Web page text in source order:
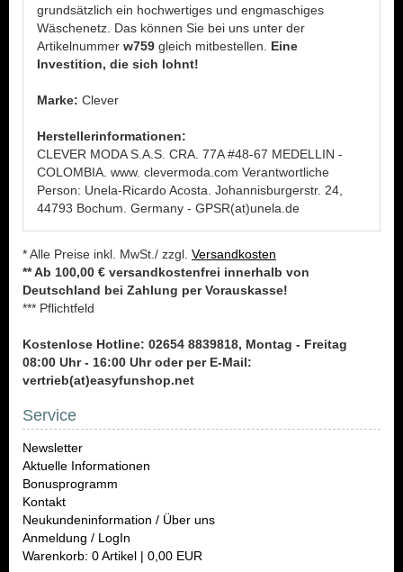
grundsätzlich ein hochwertiges und engmaschiges
Wäschenetz. Das können Sie bei uns unter der
Artikelnummer w759 gleich mitbestellen. Eine
Investition, die sich lohnt!
Marke: Clever
Herstellerinformationen:
CLEVER MODA S.A.S. CRA. 77A #48-67 MEDELLIN -
COLOMBIA. www. clevermoda.com Verantwortliche
Person: Unela-Ricardo Acosta. Johannisburgerstr. 24,
44793 Bochum. Germany - GPSR(at)unela.de
* Alle Preise inkl. MwSt./ zzgl. Versandkosten
** Ab 100,00 € versandkostenfrei innerhalb von
Deutschland bei Zahlung per Vorauskasse!
*** Pflichtfeld
Kostenlose Hotline: 02654 8839818, Montag - Freitag
08:00 Uhr - 16:00 Uhr oder per E-Mail:
vertrieb(at)easyfunshop.net
Service
Newsletter
Aktuelle Informationen
Bonusprogramm
Kontakt
Neukundeninformation / Über uns
Anmeldung / LogIn
Warenkorb: 0 Artikel | 0,00 EUR